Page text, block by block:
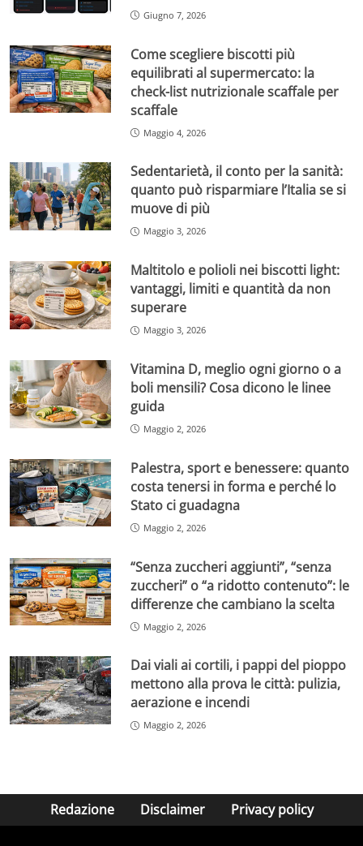
Giugno 7, 2026
Come scegliere biscotti più
equilibrati al supermercato: la
check-list nutrizionale scaffale per
scaffale
Maggio 4, 2026
Sedentarietà, il conto per la sanità:
quanto può risparmiare l’Italia se si
muove di più
Maggio 3, 2026
Maltitolo e polioli nei biscotti light:
vantaggi, limiti e quantità da non
superare
Maggio 3, 2026
Vitamina D, meglio ogni giorno o a
boli mensili? Cosa dicono le linee
guida
Maggio 2, 2026
Palestra, sport e benessere: quanto
costa tenersi in forma e perché lo
Stato ci guadagna
Maggio 2, 2026
“Senza zuccheri aggiunti”, “senza
zuccheri” o “a ridotto contenuto”: le
differenze che cambiano la scelta
Maggio 2, 2026
Dai viali ai cortili, i pappi del pioppo
mettono alla prova le città: pulizia,
aerazione e incendi
Maggio 2, 2026
Redazione Disclaimer Privacy policy